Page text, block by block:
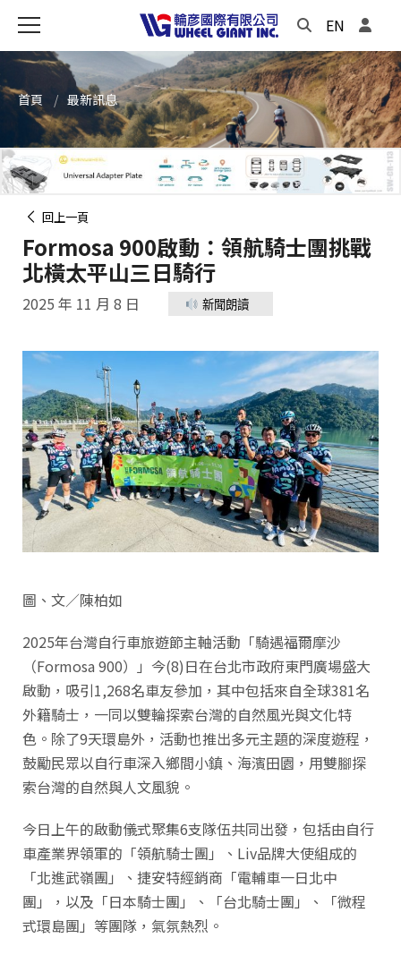
EN
首頁 最新訊息
回上一頁
Formosa 900啟動：領航騎士團挑戰
北橫太平山三日騎行
2025 年 11 月 8 日 新聞朗讀
圖、文／陳柏如
2025年台灣自行車旅遊節主軸活動「騎遇福爾摩沙
（Formosa 900）」今(8)日在台北市政府東門廣場盛大
啟動，吸引1,268名車友參加，其中包括來自全球381名
外籍騎士，一同以雙輪探索台灣的自然風光與文化特
色。除了9天環島外，活動也推出多元主題的深度遊程，
鼓勵民眾以自行車深入鄉間小鎮、海濱田園，用雙腳探
索台灣的自然與人文風貌。
今日上午的啟動儀式聚集6支隊伍共同出發，包括由自行
車產業界領軍的「領航騎士團」、Liv品牌大使組成的
「北進武嶺團」、捷安特經銷商「電輔車一日北中
團」，以及「日本騎士團」、「台北騎士團」、「微程
式環島團」等團隊，氣氛熱烈。